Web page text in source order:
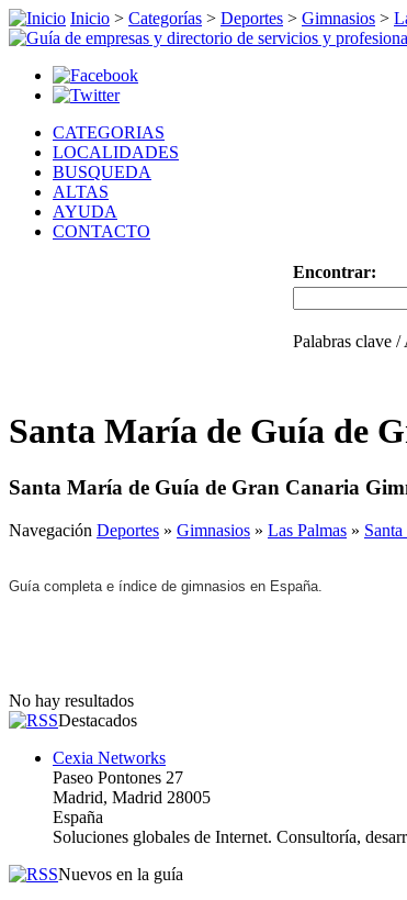
Inicio > Categorías > Deportes > Gimnasios >
CATEGORIAS
LOCALIDADES
BUSQUEDA
ALTAS
AYUDA
CONTACTO
Encontrar:
Palabras clave
Santa María de Guía de
Santa María de Guía de Gran Canaria
Navegación Deportes » Gimnasios » Las Palmas »
Guía completa e índice de gimnasios en España.
No hay resultados
Destacados
Cexia Networks
Paseo Pontones 27
Madrid, Madrid 28005
España
Soluciones globales de Internet. Consultoría,
Nuevos en la guía